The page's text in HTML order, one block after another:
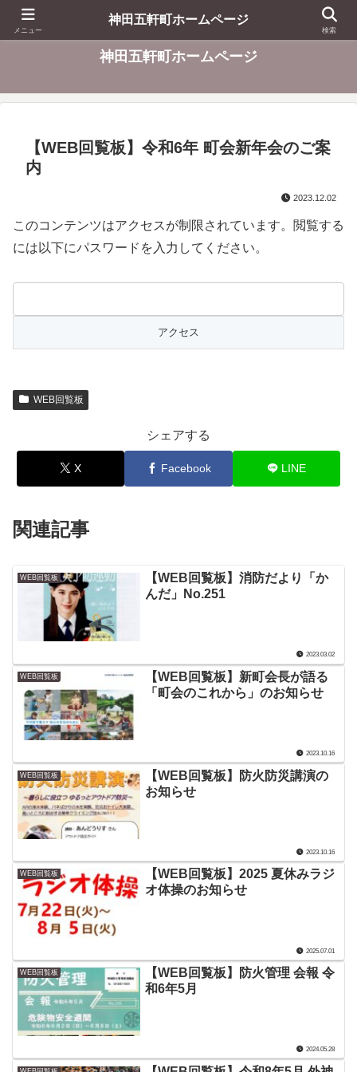
東京都千代田区
神田五軒町ホームページ
【WEB回覧板】令和6年 町会新年会のご案
内
2023.12.02
このコンテンツはアクセスが制限されています。閲覧する
には以下にパスワードを入力してください。
WEB回覧板
シェアする
X Facebook LINE
関連記事
WEB回覧板
【WEB回覧板】消防だより「か
んだ」No.251
2023.03.02
WEB回覧板
【WEB回覧板】新町会長が語る
「町会のこれから」のお知らせ
2023.10.16
WEB回覧板
【WEB回覧板】防火防災講演の
お知らせ
2023.10.16
WEB回覧板
【WEB回覧板】2025 夏休みラジ
オ体操のお知らせ
2025.07.01
WEB回覧板
【WEB回覧板】防火管理 会報 令
和6年5月
2024.05.28
メニュー
神田五軒町ホームページ
検索